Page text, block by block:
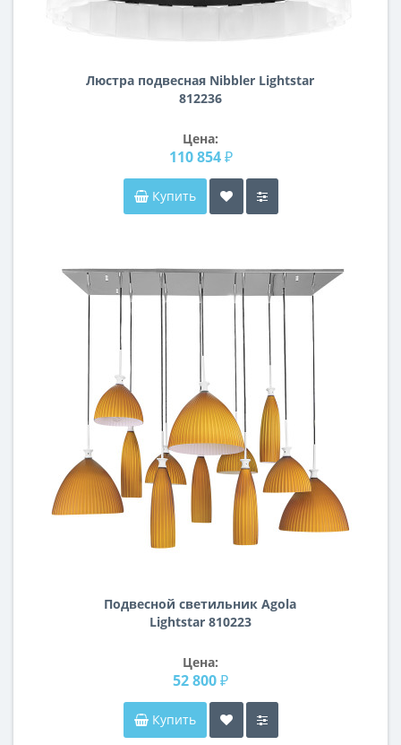
Люстра подвесная Nibbler Lightstar
812236
Цена:
110 854 ₽
Купить
Подвесной светильник Agola
Lightstar 810223
Цена:
52 800 ₽
Купить